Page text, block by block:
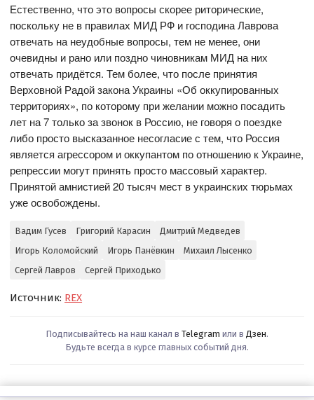
Естественно, что это вопросы скорее риторические,
поскольку не в правилах МИД РФ и господина Лаврова
отвечать на неудобные вопросы, тем не менее, они
очевидны и рано или поздно чиновникам МИД на них
отвечать придётся. Тем более, что после принятия
Верховной Радой закона Украины «Об оккупированных
территориях», по которому при желании можно посадить
лет на 7 только за звонок в Россию, не говоря о поездке
либо просто высказанное несогласие с тем, что Россия
является агрессором и оккупантом по отношению к Украине,
репрессии могут принять просто массовый характер.
Принятой амнистией 20 тысяч мест в украинских тюрьмах
уже освобождены.
Вадим Гусев Григорий Карасин
Дмитрий Медведев
Игорь Коломойский
Игорь Панёвкин
Михаил Лысенко
Сергей Лавров
Сергей Приходько
Источник: REX
Подписывайтесь на наш канал в Telegram или в Дзен.
Будьте всегда в курсе главных событий дня.